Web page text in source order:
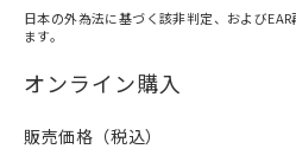
在庫等で未対応品が混在する可
問い合わせください。
日本の外為法に基づく該非判定、および
ます。
オンライン購入
販売価格（税込）